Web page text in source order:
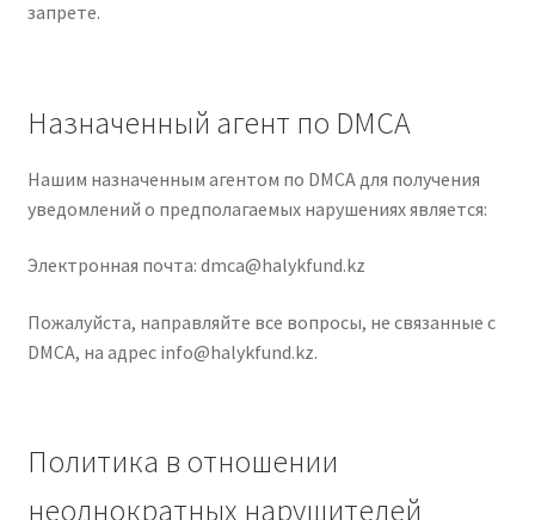
запрете.
Назначенный агент по DMCA
Нашим назначенным агентом по DMCA для получения
уведомлений о предполагаемых нарушениях является:
Электронная почта: dmca@halykfund.kz
Пожалуйста, направляйте все вопросы, не связанные с
DMCA, на адрес info@halykfund.kz.
Политика в отношении
неоднократных нарушителей